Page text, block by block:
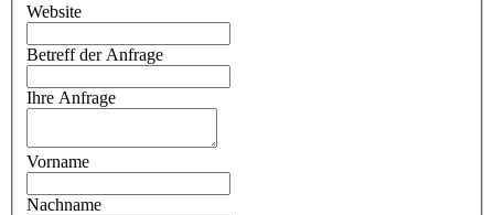
Website
Betreff der Anfrage
Ihre Anfrage
Vorname
Nachname